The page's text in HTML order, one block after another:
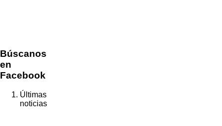
Búscanos
en
Facebook
Últimas
noticias